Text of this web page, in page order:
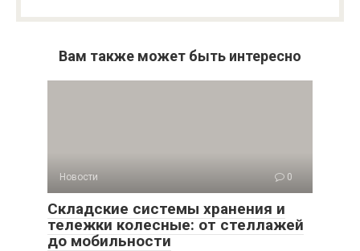
Вам также может быть интересно
Новости 0
Складские системы хранения и
тележки колесные: от стеллажей
до мобильности